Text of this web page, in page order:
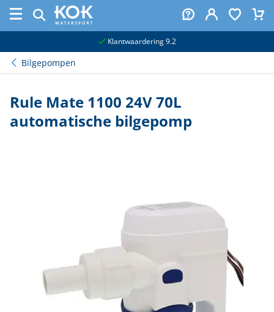
Klantwaardering 9.2
Bilgepompen
Rule Mate 1100 24V 70L
automatische bilgepomp